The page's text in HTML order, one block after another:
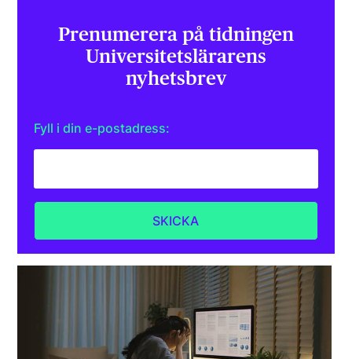
Prenumerera på tidningen
Universitets­lärarens
nyhetsbrev
Fyll i din e-postadress: